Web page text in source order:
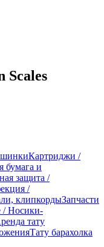
Scales
Картриджи /
бумага и
защита /
/
клипкордыЗапчасти
/ Носики-
тату
Тату барахолка